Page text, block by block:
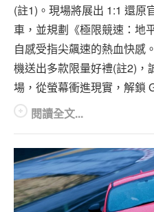
(註1)。現場將展出 1:1 還原
車，並規劃《極限競速：地
自感受指尖飆速的熱血快感
機送出多款限量好禮(註2)，
場，從螢幕衝進現實，解鎖
閱讀全文...